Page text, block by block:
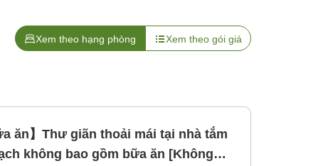
Xem theo hạng phòng Xem theo gói giá
ăn】Thư giãn thoải mái tại nhà tắm
không bao gồm bữa ăn [Không